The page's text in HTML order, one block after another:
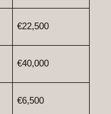
€22,500
€40,000
€6,500